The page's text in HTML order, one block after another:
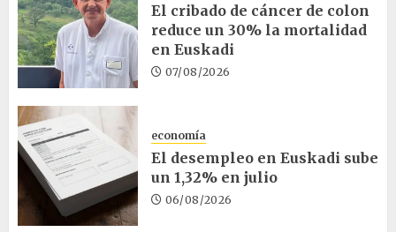
El cribado de cáncer de colon
reduce un 30% la mortalidad
en Euskadi
07/08/2026
economía
El desempleo en Euskadi sube
un 1,32% en julio
06/08/2026